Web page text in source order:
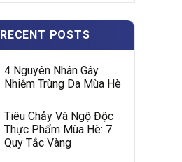
RECENT POSTS
4 Nguyên Nhân Gây
Nhiễm Trùng Da Mùa Hè
Tiêu Chảy Và Ngộ Độc
Thực Phẩm Mùa Hè: 7
Quy Tắc Vàng